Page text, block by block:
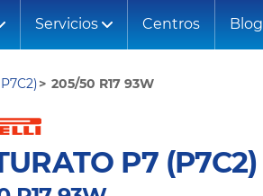
Servicios Centros Blog
205/50 R17 93W
P7 (P7C2)